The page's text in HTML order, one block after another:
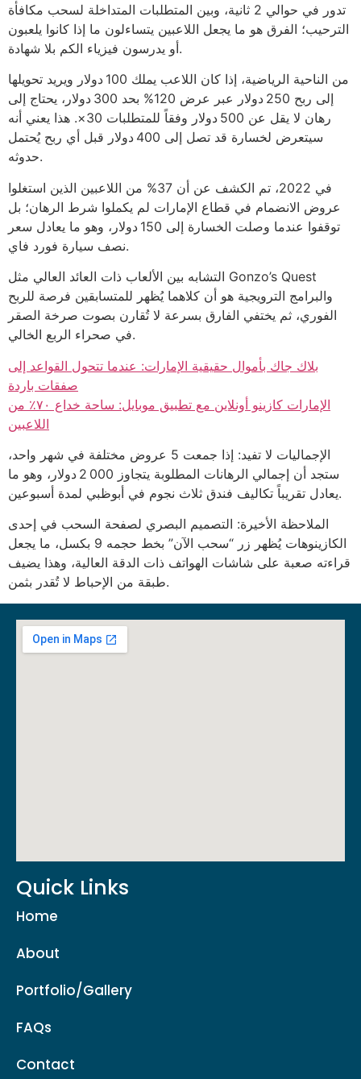
تدور في حوالي 2 ثانية، وبين المتطلبات المتداخلة لسحب مكافأة
الترحيب؛ الفرق هو ما يجعل اللاعبين يتساءلون ما إذا كانوا يلعبون
أو يدرسون فيزياء الكم بلا شهادة.
من الناحية الرياضية، إذا كان اللاعب يملك 100 دولار ويريد تحويلها
إلى ربح 250 دولار عبر عرض 120% بحد 300 دولار، يحتاج إلى
رهان لا يقل عن 500 دولار وفقاً للمتطلبات 30×. هذا يعني أنه
سيتعرض لخسارة قد تصل إلى 400 دولار قبل أي ربح يُحتمل
حدوثه.
في 2022، تم الكشف عن أن 37% من اللاعبين الذين استغلوا
عروض الانضمام في قطاع الإمارات لم يكملوا شرط الرهان؛ بل
توقفوا عندما وصلت الخسارة إلى 150 دولار، وهو ما يعادل سعر
نصف سيارة فورد فاي.
التشابه بين الألعاب ذات العائد العالي مثل Gonzo’s Quest
والبرامج الترويجية هو أن كلاهما يُظهر للمتسابقين فرصة للربح
الفوري، ثم يختفي الفارق بسرعة لا تُقارن بصوت صرخة الصقر
في صحراء الربع الخالي.
بلاك جاك بأموال حقيقية الإمارات: عندما تتحول القواعد إلى
صفقات باردة
الإمارات كازينو أونلاين مع تطبيق موبايل: ساحة خداع ٧٠٪ من
اللاعبين
الإجماليات لا تفيد: إذا جمعت 5 عروض مختلفة في شهر واحد،
ستجد أن إجمالي الرهانات المطلوبة يتجاوز 2 000 دولار، وهو ما
يعادل تقريباً تكاليف فندق ثلاث نجوم في أبوظبي لمدة أسبوعين.
الملاحظة الأخيرة: التصميم البصري لصفحة السحب في إحدى
الكازينوهات يُظهر زر “سحب الآن” بخط حجمه 9 بكسل، ما يجعل
قراءته صعبة على شاشات الهواتف ذات الدقة العالية، وهذا يضيف
طبقة من الإحباط لا تُقدر بثمن.
Quick Links
Home
About
Portfolio/Gallery
FAQs
Contact